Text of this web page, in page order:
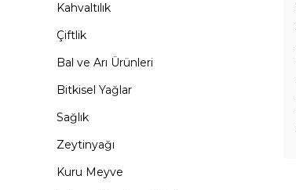
Kahvaltılık
Çiftlik
Bal ve Arı Ürünleri
Bitkisel Yağlar
Sağlık
Zeytinyağı
Kuru Meyve